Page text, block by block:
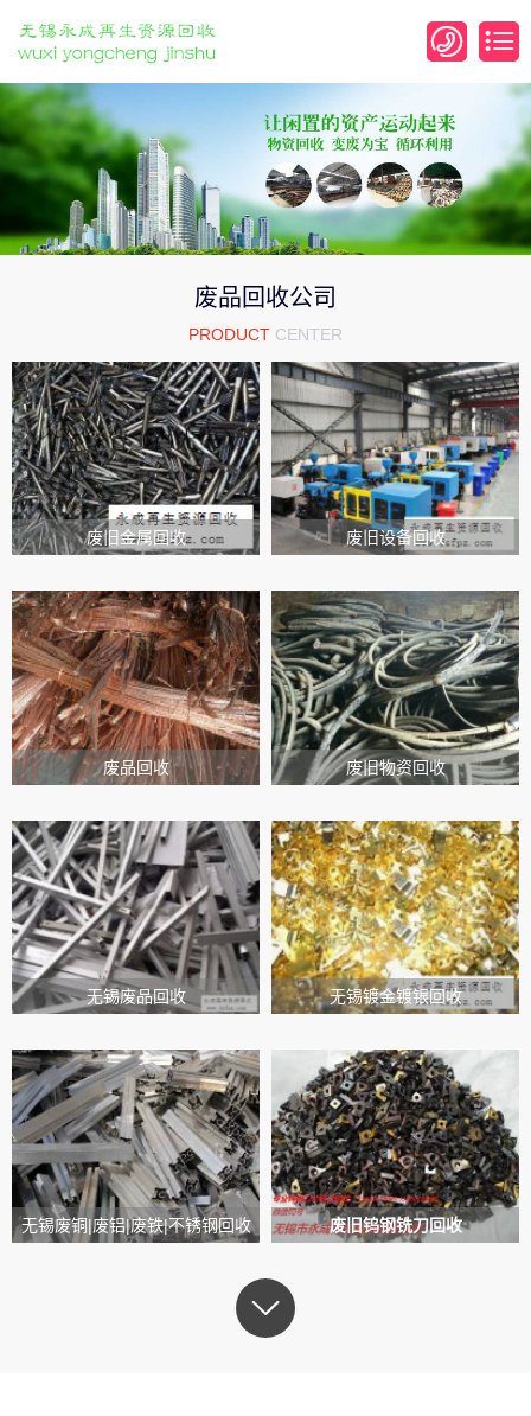
废品回收公司
PRODUCT CENTER
废旧金属回收 废旧设备回收
废品回收 废旧物资回收
无锡废品回收 无锡镀金镀银回收
无锡废铜|废铝|废铁|不锈钢回收 废旧钨钢铣刀回收